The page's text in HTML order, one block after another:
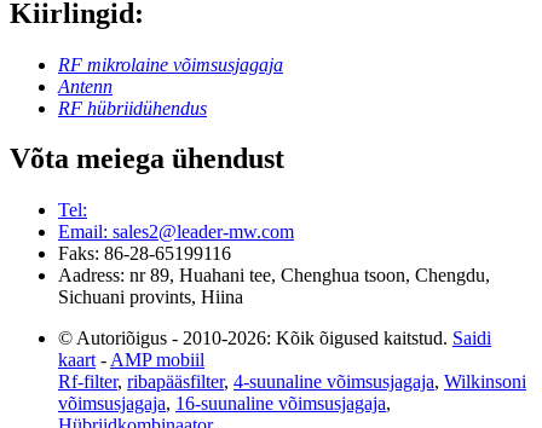
Kiirlingid:
RF mikrolaine võimsusjagaja
Antenn
RF hübriidühendus
Võta meiega ühendust
Tel:
Email: sales2@leader-mw.com
Faks: 86-28-65199116
Aadress: nr 89, Huahani tee, Chenghua tsoon, Chengdu,
Sichuani provints, Hiina
© Autoriõigus - 2010-2026: Kõik õigused kaitstud. Saidi
kaart - AMP mobiil
Rf-filter, ribapääsfilter, 4-suunaline võimsusjagaja, Wilkinsoni
võimsusjagaja, 16-suunaline võimsusjagaja,